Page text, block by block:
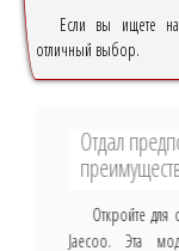
Если вы ищете
отличный выбор.
Отдал
Откройте
Jaecoo. Эта